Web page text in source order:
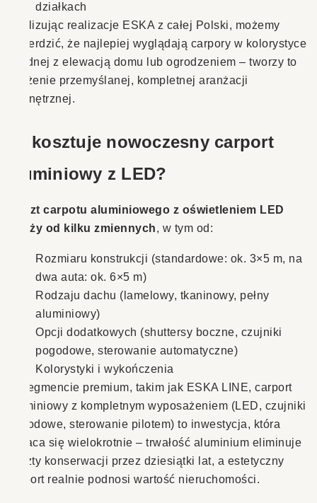
działkach
Analizując realizacje ESKA z całej Polski, możemy
stwierdzić, że najlepiej wyglądają carpory w kolorystyce
zgodnej z elewacją domu lub ogrodzeniem – tworzy to
wrażenie przemyślanej, kompletnej aranżacji
zewnętrznej.
Ile kosztuje nowoczesny carport
aluminiowy z LED?
Koszt carpotu aluminiowego z oświetleniem LED
zależy od kilku zmiennych, w tym od:
Rozmiaru konstrukcji (standardowe: ok. 3×5 m, na
dwa auta: ok. 6×5 m)
Rodzaju dachu (lamelowy, tkaninowy, pełny
aluminiowy)
Opcji dodatkowych (shuttersy boczne, czujniki
pogodowe, sterowanie automatyczne)
Kolorystyki i wykończenia
W segmencie premium, takim jak ESKA LINE, carport
aluminiowy z kompletnym wyposażeniem (LED, czujniki
pogodowe, sterowanie pilotem) to inwestycja, która
zwraca się wielokrotnie – trwałość aluminium eliminuje
koszty konserwacji przez dziesiątki lat, a estetyczny
carport realnie podnosi wartość nieruchomości.